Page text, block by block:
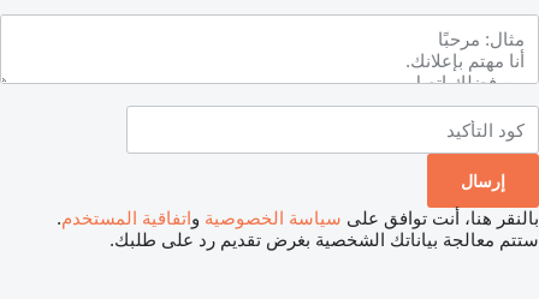
بالنقر هنا، أنت توافق على سياسة الخصوصية واتفاقية المستخدم.
ستتم معالجة بياناتك الشخصية بغرض تقديم رد على طلبك.